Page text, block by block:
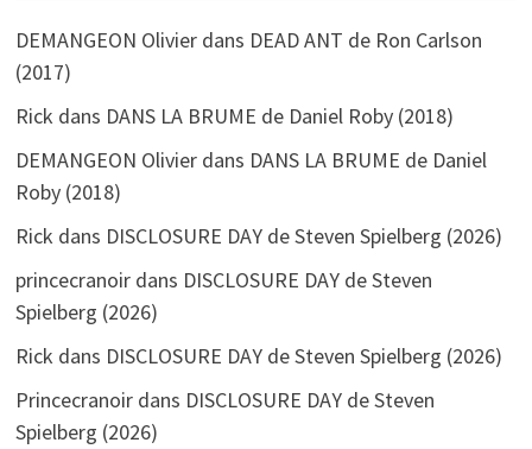
DEMANGEON Olivierdans DEAD ANT de Ron Carlson
(2017)
Rick dans DANS LA BRUME de Daniel Roby (2018)
DEMANGEON Olivierdans DANS LA BRUME de Daniel
Roby (2018)
Rick dans DISCLOSURE DAY de Steven Spielberg (2026)
princecranoirdans DISCLOSURE DAY de Steven
Spielberg (2026)
Rick dans DISCLOSURE DAY de Steven Spielberg (2026)
Princecranoirdans DISCLOSURE DAY de Steven
Spielberg (2026)